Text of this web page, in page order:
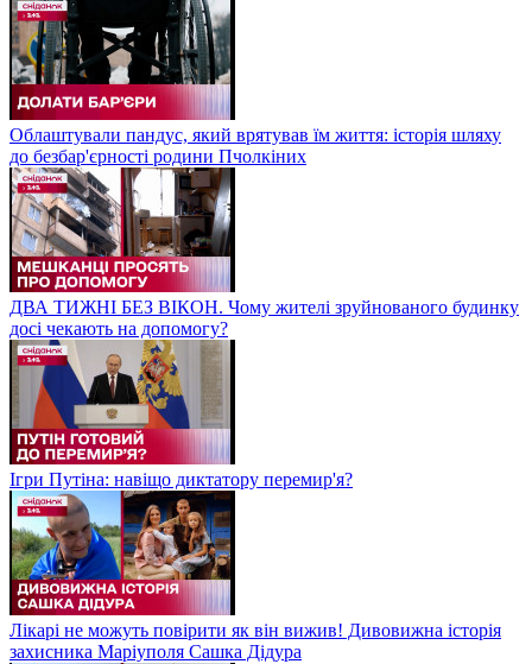
Облаштували пандус, який врятував їм життя: історія шляху
до безбар'єрності родини Пчолкіних
ДВА ТИЖНІ БЕЗ ВІКОН. Чому жителі зруйнованого будинку
досі чекають на допомогу?
Ігри Путіна: навіщо диктатору перемир'я?
Лікарі не можуть повірити як він вижив! Дивовижна історія
захисника Маріуполя Сашка Дідура